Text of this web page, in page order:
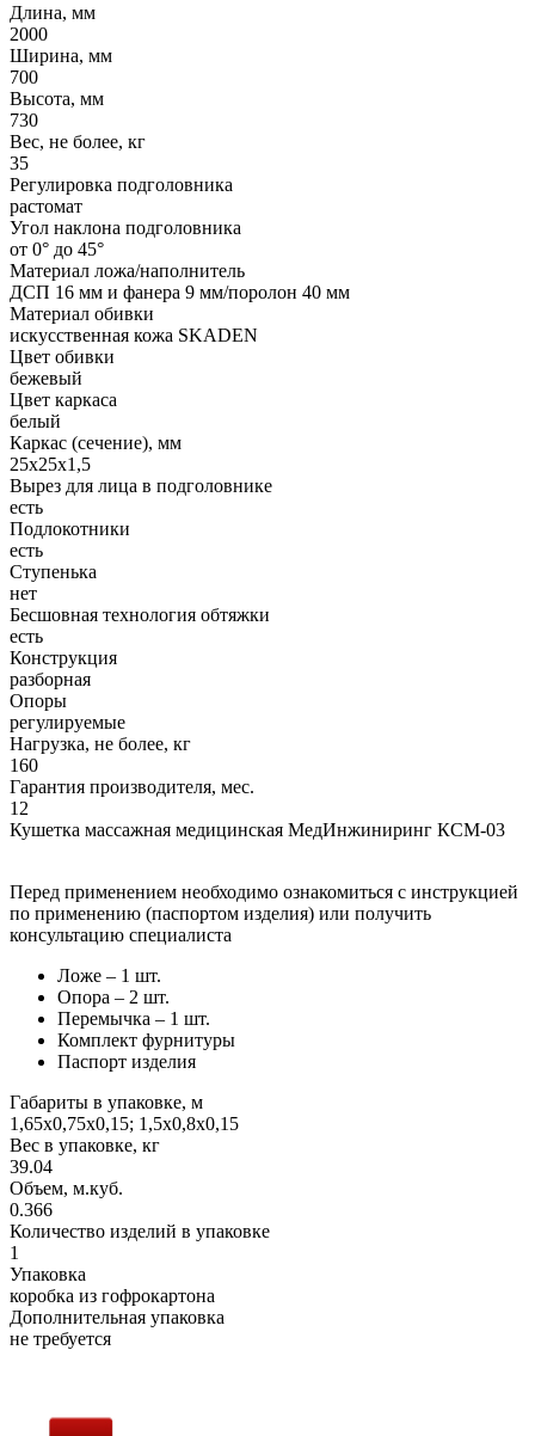
Длина, мм
2000
Ширина, мм
700
Высота, мм
730
Вес, не более, кг
35
Регулировка подголовника
растомат
Угол наклона подголовника
от 0° до 45°
Материал ложа/наполнитель
ДСП 16 мм и фанера 9 мм/поролон 40 мм
Материал обивки
искусственная кожа SKADEN
Цвет обивки
бежевый
Цвет каркаса
белый
Каркас (сечение), мм
25х25х1,5
Вырез для лица в подголовнике
есть
Подлокотники
есть
Ступенька
нет
Бесшовная технология обтяжки
есть
Конструкция
разборная
Опоры
регулируемые
Нагрузка, не более, кг
160
Гарантия производителя, мес.
12
Кушетка массажная медицинская МедИнжиниринг КСМ-03
Перед применением необходимо ознакомиться с инструкцией
по применению (паспортом изделия) или получить
консультацию специалиста
Ложе – 1 шт.
Опора – 2 шт.
Перемычка – 1 шт.
Комплект фурнитуры
Паспорт изделия
Габариты в упаковке, м
1,65х0,75х0,15; 1,5х0,8х0,15
Вес в упаковке, кг
39.04
Объем, м.куб.
0.366
Количество изделий в упаковке
1
Упаковка
коробка из гофрокартона
Дополнительная упаковка
не требуется